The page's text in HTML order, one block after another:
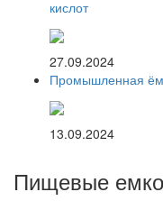
кислот
27.09.2024
Промышленная
13.09.2024
Пищевые